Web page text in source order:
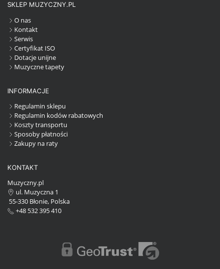
SKLEP MUZYCZNY.PL
O nas
Kontakt
Serwis
Certyfikat ISO
Dotacje unijne
Muzyczne tapety
INFORMACJE
Regulamin sklepu
Regulamin kodów rabatowych
Koszty transportu
Sposoby płatności
Zakupy na raty
KONTAKT
Muzyczny.pl
ul. Muzyczna 1
55-330 Błonie, Polska
+48 532 395 410